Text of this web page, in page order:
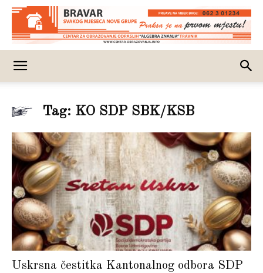
Tag: KO SDP SBK/KSB
Uskrsna čestitka Kantonalnog odbora SDP